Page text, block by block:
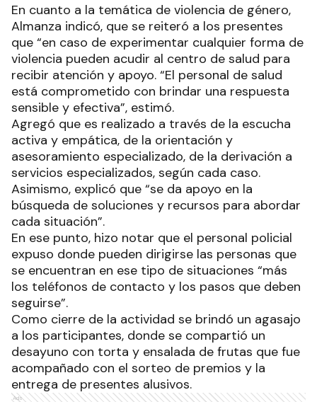
En cuanto a la temática de violencia de género,
Almanza indicó, que se reiteró a los presentes
que “en caso de experimentar cualquier forma de
violencia pueden acudir al centro de salud para
recibir atención y apoyo. “El personal de salud
está comprometido con brindar una respuesta
sensible y efectiva”, estimó.
Agregó que es realizado a través de la escucha
activa y empática, de la orientación y
asesoramiento especializado, de la derivación a
servicios especializados, según cada caso.
Asimismo, explicó que “se da apoyo en la
búsqueda de soluciones y recursos para abordar
cada situación”.
En ese punto, hizo notar que el personal policial
expuso donde pueden dirigirse las personas que
se encuentran en ese tipo de situaciones “más
los teléfonos de contacto y los pasos que deben
seguirse”.
Como cierre de la actividad se brindó un agasajo
a los participantes, donde se compartió un
desayuno con torta y ensalada de frutas que fue
acompañado con el sorteo de premios y la
entrega de presentes alusivos.
Ads